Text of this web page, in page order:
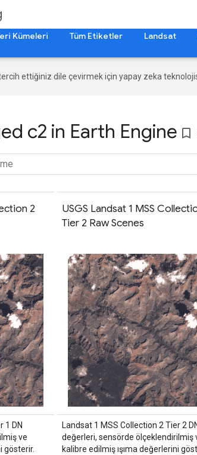
Kümeleri Tüm Etiketler Landsat
ettiğiniz dile çevirmek için yapay zeka
c2 in Earth Engine bookmark_border
2
1 DN
ve
gösterir.
USGS Landsat 1 MSS
Tier 2 Raw Scenes
Landsat 1 MSS Collection 2 Tier 2
değerleri, sensörde ölçeklendirilmiş
kalibre edilmiş ışıma değerlerini